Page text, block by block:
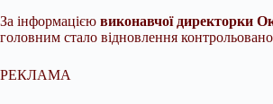
За інформацією виконавчої директорки
головним стало відновлення
РЕКЛАМА